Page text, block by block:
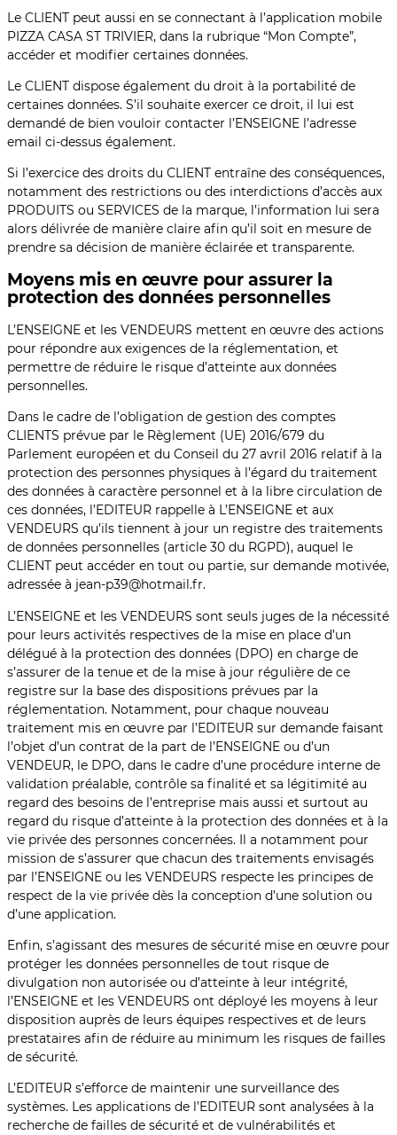
Le CLIENT peut aussi en se connectant à l’application mobile
PIZZA CASA ST TRIVIER, dans la rubrique “Mon Compte”,
accéder et modifier certaines données.
Le CLIENT dispose également du droit à la portabilité de
certaines données. S’il souhaite exercer ce droit, il lui est
demandé de bien vouloir contacter l’ENSEIGNE l’adresse
email ci-dessus également.
Si l’exercice des droits du CLIENT entraîne des conséquences,
notamment des restrictions ou des interdictions d’accès aux
PRODUITS ou SERVICES de la marque, l’information lui sera
alors délivrée de manière claire afin qu’il soit en mesure de
prendre sa décision de manière éclairée et transparente.
Moyens mis en œuvre pour assurer la
protection des données personnelles
L’ENSEIGNE et les VENDEURS mettent en œuvre des actions
pour répondre aux exigences de la réglementation, et
permettre de réduire le risque d’atteinte aux données
personnelles.
Dans le cadre de l’obligation de gestion des comptes
CLIENTS prévue par le Règlement (UE) 2016/679 du
Parlement européen et du Conseil du 27 avril 2016 relatif à la
protection des personnes physiques à l’égard du traitement
des données à caractère personnel et à la libre circulation de
ces données, l’EDITEUR rappelle à L’ENSEIGNE et aux
VENDEURS qu’ils tiennent à jour un registre des traitements
de données personnelles (article 30 du RGPD), auquel le
CLIENT peut accéder en tout ou partie, sur demande motivée,
adressée à jean-p39@hotmail.fr.
L’ENSEIGNE et les VENDEURS sont seuls juges de la nécessité
pour leurs activités respectives de la mise en place d’un
délégué à la protection des données (DPO) en charge de
s’assurer de la tenue et de la mise à jour régulière de ce
registre sur la base des dispositions prévues par la
réglementation. Notamment, pour chaque nouveau
traitement mis en œuvre par l’EDITEUR sur demande faisant
l’objet d’un contrat de la part de l’ENSEIGNE ou d’un
VENDEUR, le DPO, dans le cadre d’une procédure interne de
validation préalable, contrôle sa finalité et sa légitimité au
regard des besoins de l’entreprise mais aussi et surtout au
regard du risque d’atteinte à la protection des données et à la
vie privée des personnes concernées. Il a notamment pour
mission de s’assurer que chacun des traitements envisagés
par l’ENSEIGNE ou les VENDEURS respecte les principes de
respect de la vie privée dès la conception d’une solution ou
d’une application.
Enfin, s’agissant des mesures de sécurité mise en œuvre pour
protéger les données personnelles de tout risque de
divulgation non autorisée ou d’atteinte à leur intégrité,
l’ENSEIGNE et les VENDEURS ont déployé les moyens à leur
disposition auprès de leurs équipes respectives et de leurs
prestataires afin de réduire au minimum les risques de failles
de sécurité.
L’EDITEUR s’efforce de maintenir une surveillance des
systèmes. Les applications de l’EDITEUR sont analysées à la
recherche de failles de sécurité et de vulnérabilités et